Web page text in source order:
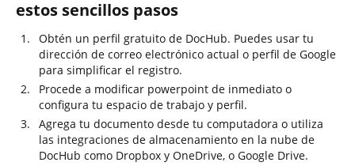
estos sencillos pasos
Obtén un perfil gratuito de DocHub. Puedes usar tu
dirección de correo electrónico actual o perfil de Google
para simplificar el registro.
Procede a modificar powerpoint de inmediato o
configura tu espacio de trabajo y perfil.
Agrega tu documento desde tu computadora o utiliza
las integraciones de almacenamiento en la nube de
DocHub como Dropbox y OneDrive, o Google Drive.